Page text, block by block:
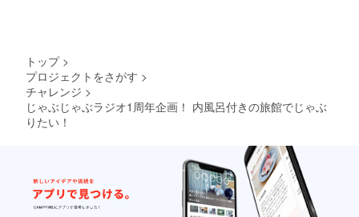
トップ >
プロジェクトをさがす >
チャレンジ >
じゃぶじゃぶラジオ1周年企画！ 内風呂付きの旅館でじゃぶ
りたい！